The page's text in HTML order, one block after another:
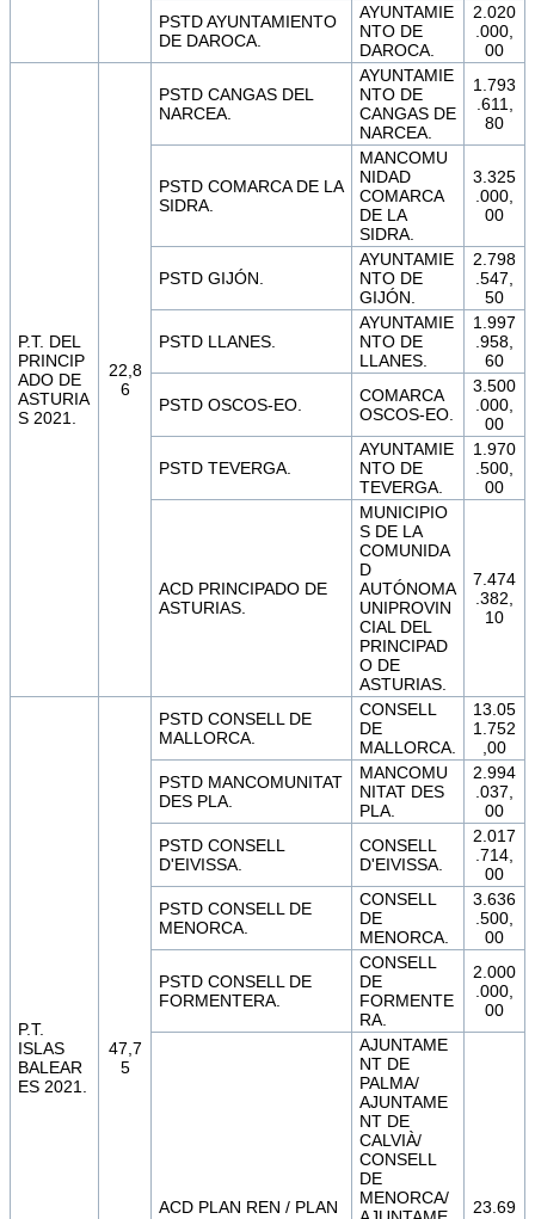
PSTD AYUNTAMIENTO
DE DAROCA.
AYUNTAMIE
NTO DE
DAROCA.
2.020
.000,
00
P.T. DEL
PRINCIP
ADO DE
ASTURIA
S 2021.
22,8
6
PSTD CANGAS DEL
NARCEA.
AYUNTAMIE
NTO DE
CANGAS DE
NARCEA.
1.793
.611,
80
PSTD COMARCA DE LA
SIDRA.
MANCOMU
NIDAD
COMARCA
DE LA
SIDRA.
3.325
.000,
00
PSTD GIJÓN.
AYUNTAMIE
NTO DE
GIJÓN.
2.798
.547,
50
PSTD LLANES.
AYUNTAMIE
NTO DE
LLANES.
1.997
.958,
60
PSTD OSCOS-EO.
COMARCA
OSCOS-EO.
3.500
.000,
00
PSTD TEVERGA.
AYUNTAMIE
NTO DE
TEVERGA.
1.970
.500,
00
ACD PRINCIPADO DE
ASTURIAS.
MUNICIPIO
S DE LA
COMUNIDA
D
AUTÓNOMA
UNIPROVIN
CIAL DEL
PRINCIPAD
O DE
ASTURIAS.
7.474
.382,
10
P.T.
ISLAS
BALEAR
ES 2021.
47,7
5
PSTD CONSELL DE
MALLORCA.
CONSELL
DE
MALLORCA.
13.05
1.752
,00
PSTD MANCOMUNITAT
DES PLA.
MANCOMU
NITAT DES
PLA.
2.994
.037,
00
PSTD CONSELL
D'EIVISSA.
CONSELL
D'EIVISSA.
2.017
.714,
00
PSTD CONSELL DE
MENORCA.
CONSELL
DE
MENORCA.
3.636
.500,
00
PSTD CONSELL DE
FORMENTERA.
CONSELL
DE
FORMENTE
RA.
2.000
.000,
00
ACD PLAN REN / PLAN
AJUNTAME
NT DE
PALMA/
AJUNTAME
NT DE
CALVIÀ/
CONSELL
DE
MENORCA/
23.69